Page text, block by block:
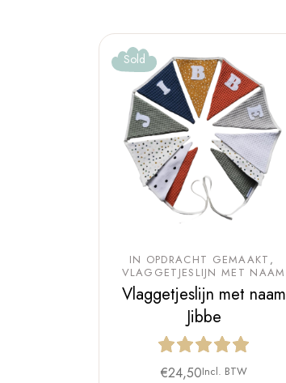
Sold
IN OPDRACHT GEMAAKT
VLAGGETJESLIJN MET NAAM
Vlaggetjeslijn met naam
Jibbe
€24,50Incl. BTW